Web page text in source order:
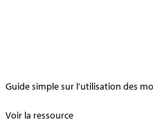
Guide simple sur l’utilisation des
Voir la ressource